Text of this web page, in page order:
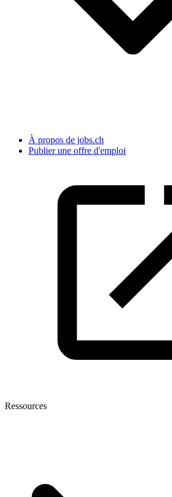
À propos de jobs.ch
Publier une offre d'emploi
Ressources